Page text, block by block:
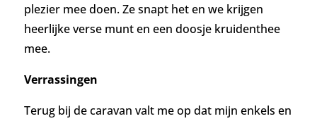
plezier mee doen. Ze snapt het en we krijgen
heerlijke verse munt en een doosje kruidenthee
mee.
Verrassingen
Terug bij de caravan valt me op dat mijn enkels en